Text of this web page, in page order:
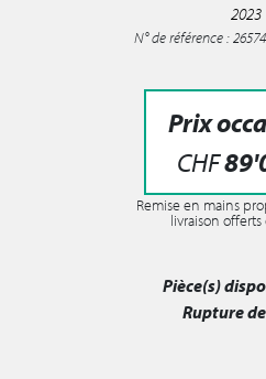
2023
N° de référence :
Prix
CHF
Remise en mains
livraison offerts
Pièce(s)
Rupture